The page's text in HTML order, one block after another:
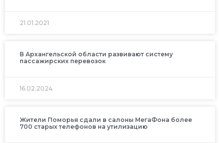
21.01.2021
В Архангельской области развивают систему
пассажирских перевозок
16.02.2024
Жители Поморья сдали в салоны МегаФона более
700 старых телефонов на утилизацию